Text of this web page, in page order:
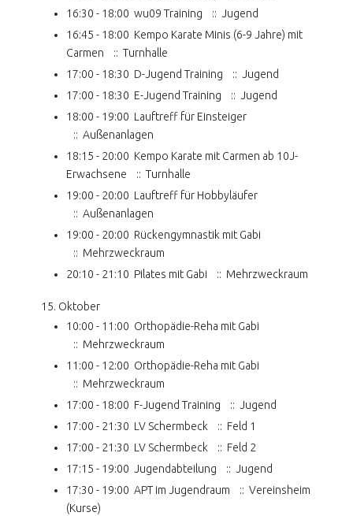
16:30 - 18:00 wu09 Training
:: Jugend
16:45 - 18:00 Kempo Karate Minis (6-9 Jahre) mit
Carmen
:: Turnhalle
17:00 - 18:30 D-Jugend Training
:: Jugend
17:00 - 18:30 E-Jugend Training
:: Jugend
18:00 - 19:00 Lauftreff für Einsteiger
:: Außenanlagen
18:15 - 20:00 Kempo Karate mit Carmen ab 10J-
Erwachsene
:: Turnhalle
19:00 - 20:00 Lauftreff für Hobbyläufer
:: Außenanlagen
19:00 - 20:00 Rückengymnastik mit Gabi
:: Mehrzweckraum
20:10 - 21:10 Pilates mit Gabi :: Mehrzweckraum
15. Oktober
10:00 - 11:00 Orthopädie-Reha mit Gabi
:: Mehrzweckraum
11:00 - 12:00 Orthopädie-Reha mit Gabi
:: Mehrzweckraum
17:00 - 18:00 F-Jugend Training
:: Jugend
17:00 - 21:30 LV Schermbeck
:: Feld 1
17:00 - 21:30 LV Schermbeck
:: Feld 2
17:15 - 19:00 Jugendabteilung
:: Jugend
17:30 - 19:00 APT im Jugendraum
:: Vereinsheim
(Kurse)